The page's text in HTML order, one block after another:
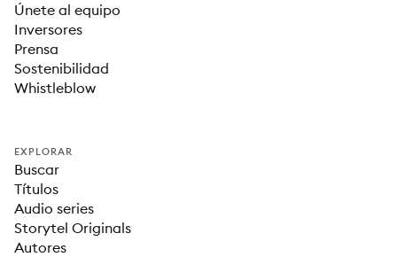
Únete al equipo
Inversores
Prensa
Sostenibilidad
Whistleblow
EXPLORAR
Buscar
Títulos
Audio series
Storytel Originals
Autores